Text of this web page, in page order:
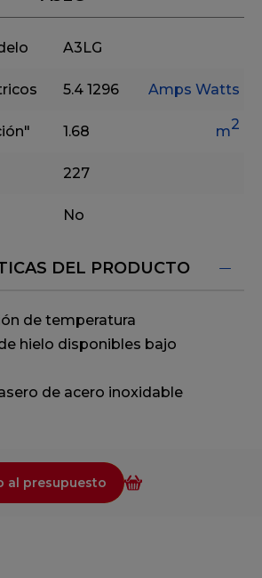
A3LG
5.4 1296 Amps Watts
1.68 m2
227
No
DEL PRODUCTO
de temperatura
hielo disponibles bajo
de acero inoxidable
al presupuesto